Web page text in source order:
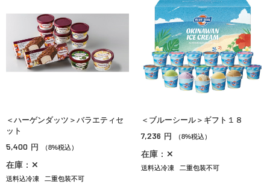
＜ハーゲンダッツ＞バラエティセ
ット
5,400 円 （8%税込）
在庫：✕
送料込冷凍 二重包装不可
＜ブルーシール＞ギフト１８
7,236 円 （8%税込）
在庫：✕
送料込冷凍 二重包装不可